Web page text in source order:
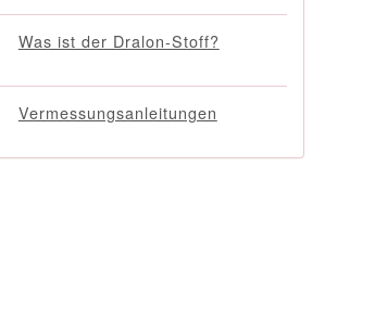
Was ist der Dralon-Stoff?
Vermessungsanleitungen